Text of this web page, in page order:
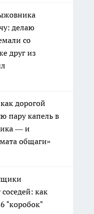
делаю
со
друг из
дорогой
пару капель в
— и
общаги»
как
"коробок"